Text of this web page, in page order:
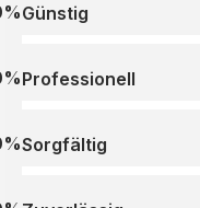
Günstig
Professionell
Sorgfältig